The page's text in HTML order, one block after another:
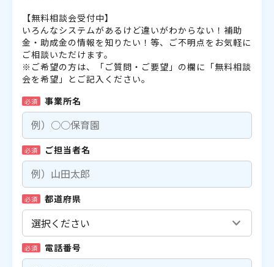
【無料相談会受付中】
いろんなシステムがあるけど違いがわからない！補助
金・助成金の情報を知りたい！等、ご不明点をお気軽に
ご相談いただけます。
※ご希望の方は、「ご質問・ご要望」の欄に「無料相談
会を希望」とご記入ください。
必須 事業所名
必須 ご担当者名
必須 都道府県
必須 電話番号